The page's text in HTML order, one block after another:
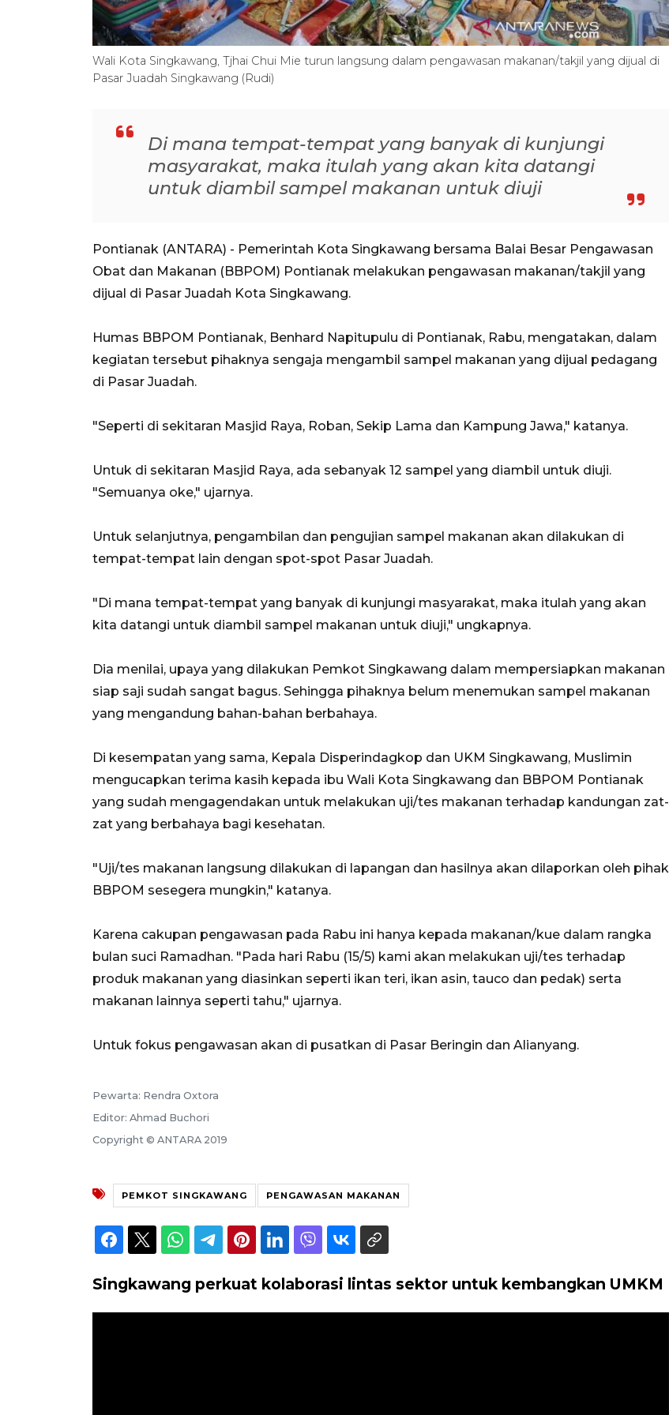
Wali Kota Singkawang, Tjhai Chui Mie turun langsung dalam pengawasan makanan/takjil yang dijual di
Pasar Juadah Singkawang (Rudi)
Di mana tempat-tempat yang banyak di kunjungi
masyarakat, maka itulah yang akan kita datangi
untuk diambil sampel makanan untuk diuji
Pontianak (ANTARA) - Pemerintah Kota Singkawang bersama Balai Besar Pengawasan
Obat dan Makanan (BBPOM) Pontianak melakukan pengawasan makanan/takjil yang
dijual di Pasar Juadah Kota Singkawang.
Humas BBPOM Pontianak, Benhard Napitupulu di Pontianak, Rabu, mengatakan, dalam
kegiatan tersebut pihaknya sengaja mengambil sampel makanan yang dijual pedagang
di Pasar Juadah.
"Seperti di sekitaran Masjid Raya, Roban, Sekip Lama dan Kampung Jawa," katanya.
Untuk di sekitaran Masjid Raya, ada sebanyak 12 sampel yang diambil untuk diuji.
"Semuanya oke," ujarnya.
Untuk selanjutnya, pengambilan dan pengujian sampel makanan akan dilakukan di
tempat-tempat lain dengan spot-spot Pasar Juadah.
"Di mana tempat-tempat yang banyak di kunjungi masyarakat, maka itulah yang akan
kita datangi untuk diambil sampel makanan untuk diuji," ungkapnya.
Dia menilai, upaya yang dilakukan Pemkot Singkawang dalam mempersiapkan makanan
siap saji sudah sangat bagus. Sehingga pihaknya belum menemukan sampel makanan
yang mengandung bahan-bahan berbahaya.
Di kesempatan yang sama, Kepala Disperindagkop dan UKM Singkawang, Muslimin
mengucapkan terima kasih kepada ibu Wali Kota Singkawang dan BBPOM Pontianak
yang sudah mengagendakan untuk melakukan uji/tes makanan terhadap kandungan zat-
zat yang berbahaya bagi kesehatan.
"Uji/tes makanan langsung dilakukan di lapangan dan hasilnya akan dilaporkan oleh pihak
BBPOM sesegera mungkin," katanya.
Karena cakupan pengawasan pada Rabu ini hanya kepada makanan/kue dalam rangka
bulan suci Ramadhan. "Pada hari Rabu (15/5) kami akan melakukan uji/tes terhadap
produk makanan yang diasinkan seperti ikan teri, ikan asin, tauco dan pedak) serta
makanan lainnya seperti tahu," ujarnya.
Untuk fokus pengawasan akan di pusatkan di Pasar Beringin dan Alianyang.
Pewarta: Rendra Oxtora
Editor: Ahmad Buchori
Copyright © ANTARA 2019
PEMKOT SINGKAWANG PENGAWASAN MAKANAN
Singkawang perkuat kolaborasi lintas sektor untuk kembangkan UMKM
Lebaran Betawi 2026, ajang
upaya pelestarian budaya di
Ibu Kota
timnas Ramadhan Sananta
kembali asah naluri